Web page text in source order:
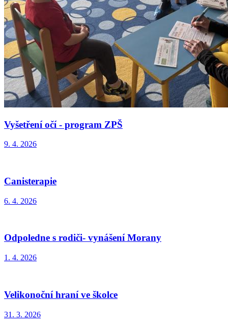
Vyšetření očí - program ZPŠ
9. 4. 2026
Canisterapie
6. 4. 2026
Odpoledne s rodiči- vynášení Morany
1. 4. 2026
Velikonoční hraní ve školce
31. 3. 2026